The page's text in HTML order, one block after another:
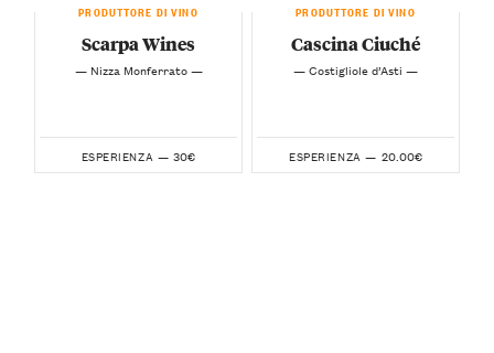
PRODUTTORE DI VINO
Scarpa Wines
— Nizza Monferrato —
ESPERIENZA — 30€
PRODUTTORE DI VINO
Cascina Ciuché
— Costigliole d’Asti —
ESPERIENZA — 20.00€